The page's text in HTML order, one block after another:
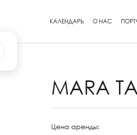
КАЛЕНДАРЬ О НАС
MARA
Цена аренды: